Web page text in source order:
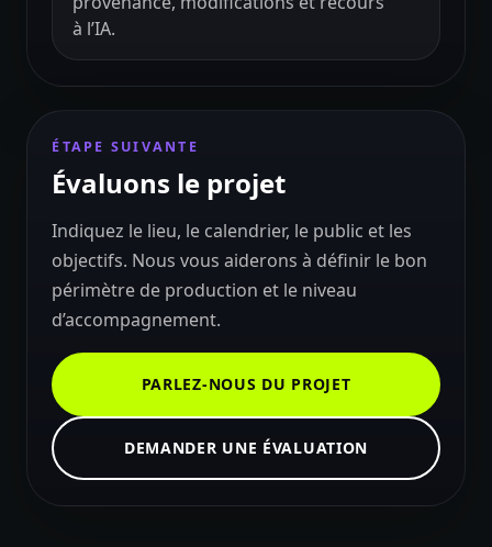
à l’IA.
ÉTAPE SUIVANTE
Évaluons le projet
Indiquez le lieu, le calendrier, le public et les
objectifs. Nous vous aiderons à définir le bon
périmètre de production et le niveau
d’accompagnement.
PARLEZ-NOUS DU PROJET
DEMANDER UNE ÉVALUATION